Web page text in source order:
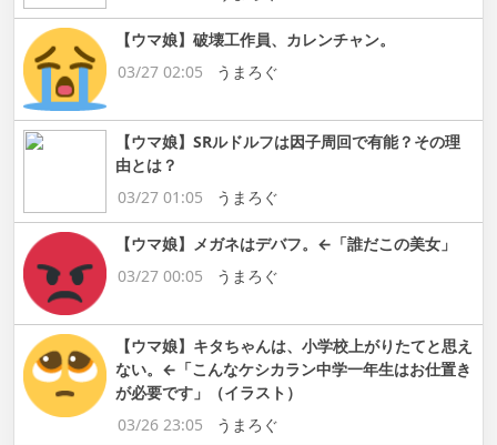
【ウマ娘】破壊工作員、カレンチャン。
03/27 02:05
うまろぐ
【ウマ娘】SRルドルフは因子周回で有能？その理
由とは？
03/27 01:05
うまろぐ
【ウマ娘】メガネはデバフ。←「誰だこの美女」
03/27 00:05
うまろぐ
【ウマ娘】キタちゃんは、小学校上がりたてと思え
ない。←「こんなケシカラン中学一年生はお仕置き
が必要です」（イラスト）
03/26 23:05
うまろぐ